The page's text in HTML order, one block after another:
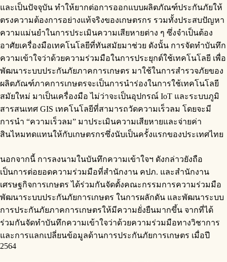
และเป็นปัจจุบัน ทำให้ยากต่อการออกแบบผลิตภัณฑ์ประกันภัยให้
ตรงความต้องการอย่างแท้จริงของเกษตรกร รวมทั้งประสบปัญหา
ความแม่นยำในการประเมินความเสียหายต่าง ๆ ซึ่งจำเป็นต้อง
อาศัยเครื่องมือเทคโนโลยีที่ทันสมัยมาช่วย ดังนั้น การจัดทำบันทึก
ความเข้าใจว่าด้วยความร่วมมือในการประยุกต์ใช้เทคโนโลยี เพื่อ
พัฒนาระบบประกันภัยภาคการเกษตร มาใช้ในการสำรวจภัยของ
ผลิตภัณฑ์ภาคการเกษตรจะเป็นการนำร่องในการใช้เทคโนโลยี
สมัยใหม่ มาเป็นเครื่องมือ ไม่ว่าจะเป็นอุปกรณ์ IoT และระบบภูมิ
สารสนเทศ GIS เทคโนโลยีที่สามารถวัดความเร็วลม โดยจะมี
การนำ “ความเร็วลม” มาประเมินความเสียหายและจ่ายค่า
สินไหมทดแทนให้กับเกษตรกรซึ่งนับเป็นครั้งแรกของประเทศไทย
นอกจากนี้ การลงนามในบันทึกความเข้าใจฯ ดังกล่าวยังถือ
เป็นการต่อยอดความร่วมมือที่สำนักงาน คปภ. และสำนักงาน
เศรษฐกิจการเกษตร ได้ร่วมกันจัดตั้งคณะกรรมการความร่วมมือ
พัฒนาระบบประกันภัยการเกษตร ในการผลักดัน และพัฒนาระบบ
การประกันภัยภาคการเกษตรให้มีความยั่งยืนมากขึ้น จากที่ได้
ร่วมกันจัดทำบันทึกความเข้าใจว่าด้วยความร่วมมือทางวิชาการ
และการแลกเปลี่ยนข้อมูลด้านการประกันภัยการเกษตร เมื่อปี
2564